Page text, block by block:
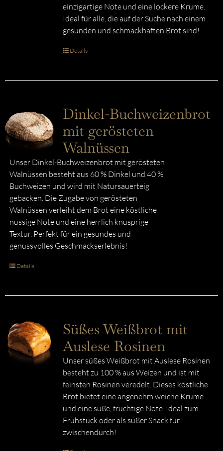
einzigartige Note und eine lockere Krume.
Ideal für alle, die auf der Suche nach einem
gesunden und schmackhaften Brot sind!
Details
Dinkel-Buchweizenbrot
mit gerösteten
Walnüssen
Unser Dinkel-Buchweizenbrot mit gerösteten
Walnüssen besteht aus 60 % Dinkel und 40 %
Buchweizen und wird mit Natursauerteig
gebacken. Die Zugabe von gerösteten
Walnüssen verleiht dem Brot eine köstliche
nussige Note und eine herrlich knusprige
Textur. Perfekt für ein gesundes und
genussvolles Geschmackserlebnis!
Details
Süßes Weißbrot mit
Auslese Rosinen
Unser süßes Weißbrot mit Auslese Rosinen
besteht zu 100 % aus Weizen und ist mit
feinsten Rosinen veredelt. Dieses köstliche
Brot bietet eine angenehm weiche Krume
und eine süße, fruchtige Note. Ideal zum
Frühstück oder als süßer Snack für
zwischendurch!